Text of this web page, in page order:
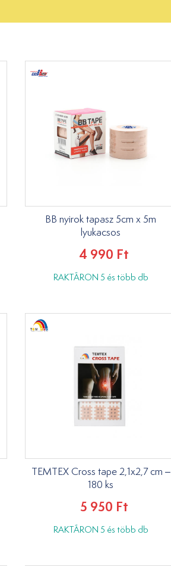
BB nyirok tapasz 5cm x 5m
lyukacsos
4 990 Ft
RAKTÁRON 5 és több db
TEMTEX Cross tape 2,1x2,7 cm –
180 ks
5 950 Ft
RAKTÁRON 5 és több db